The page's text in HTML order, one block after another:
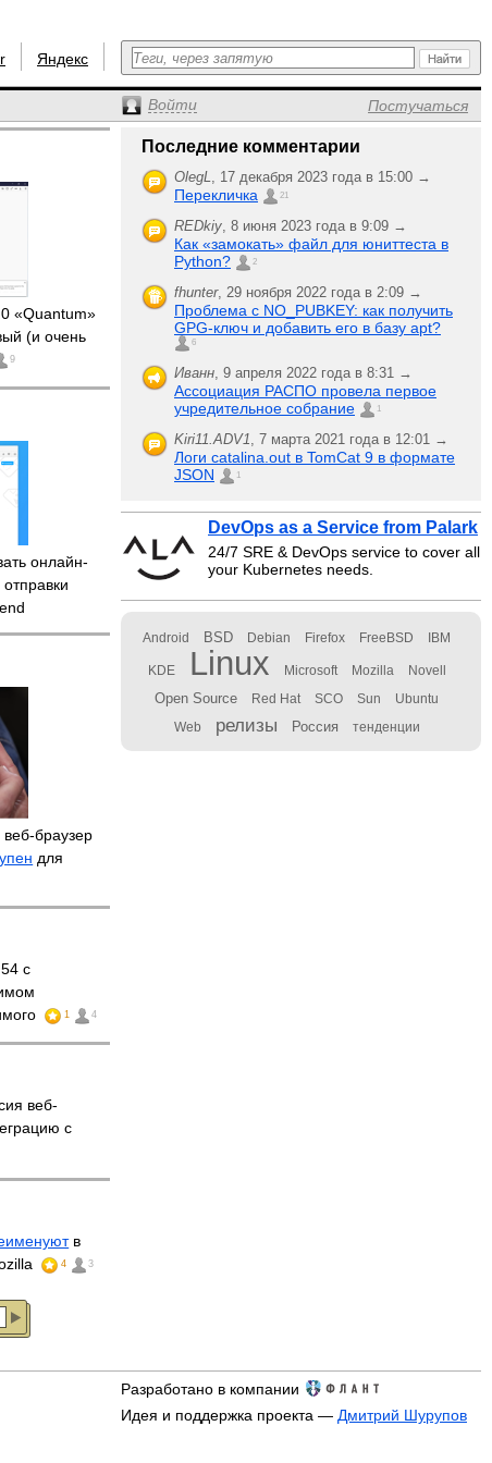
Яндекс
Войти Постучаться
«Quantum»
(и очень
9
онлайн-
браузер
для
с
1 4
веб-
с
в
4 3
Последние комментарии
OlegL, 17 декабря 2023 года в 15:00 →
Перекличка 21
REDkiy, 8 июня 2023 года в 9:09 →
Как «замокать» файл для юниттеста в
Python?
2
fhunter, 29 ноября 2022 года в 2:09 →
Проблема с NO_PUBKEY: как получить
GPG-ключ и добавить его в базу apt?
6
Иванн, 9 апреля 2022 года в 8:31 →
Ассоциация РАСПО провела первое
учредительное собрание
1
Kiri11.ADV1, 7 марта 2021 года в 12:01 →
Логи catalina.out в TomCat 9 в формате
JSON
1
DevOps as a Service from Palark
24/7 SRE & DevOps service to cover all
your Kubernetes needs.
Android BSD Debian Firefox FreeBSD IBM
KDE Linux Microsoft Mozilla Novell
Open Source Red Hat SCO Sun Ubuntu
Web релизы Россия тенденции
Разработано в компании
Идея и поддержка проекта — Дмитрий Шурупов